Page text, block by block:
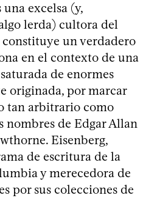
una excelsa (y,
lerda) cultora del
un verdadero
en el contexto de una
de enormes
originada, por marcar
tan arbitrario como
nombres de Edgar Allan
Eisenberg,
de escritura de la
y merecedora de
por sus colecciones de